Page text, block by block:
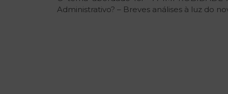
Administrativo? – Breves análises à luz do